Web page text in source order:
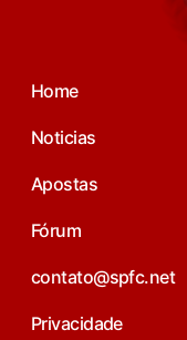
Home
Noticias
Apostas
Fórum
contato@spfc.net
Privacidade